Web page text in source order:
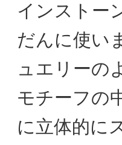
インストー
だんに使い
ュエリーの
モチーフの
に立体的に